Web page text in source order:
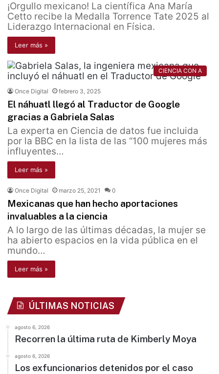
¡Orgullo mexicano! La científica Ana María
Cetto recibe la Medalla Torrence Tate 2025 al
Liderazgo Internacional en Física.
Leer más »
CIENCIA CON A
Once Digital febrero 3, 2025
El náhuatl llegó al Traductor de Google
gracias a Gabriela Salas
La experta en Ciencia de datos fue incluida
por la BBC en la lista de las “100 mujeres más
influyentes…
Leer más »
Once Digital marzo 25, 2021 0
Mexicanas que han hecho aportaciones
invaluables a la ciencia
A lo largo de las últimas décadas, la mujer se
ha abierto espacios en la vida pública en el
mundo…
Leer más »
ÚLTIMAS NOTICIAS
agosto 6, 2026
Recorren la última ruta de Kimberly Moya
agosto 6, 2026
Los exfuncionarios detenidos por el caso